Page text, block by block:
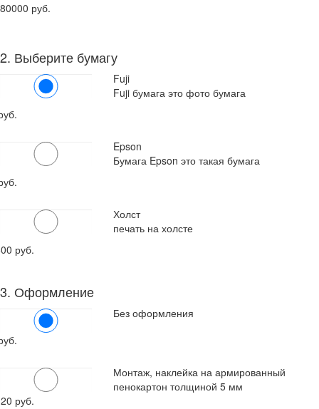
80000 руб.
2. Выберите бумагу
Fuji
Fuji бумага это фото бумага
Epson
Бумага Epson это такая бумага
Холст
печать на холсте
руб.
3. Оформление
Без оформления
Монтаж, наклейка на армированный
пенокартон толщиной 5 мм
руб.